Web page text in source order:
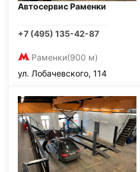
Автосервис Раменки
+7 (495) 135-42-87
Раменки(900 м)
ул. Лобачевского, 114